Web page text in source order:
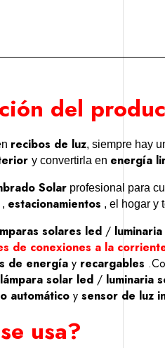
del
recibos de luz, siempre hay
y convertirla en energía
Solar profesional para
, estacionamientos , el hogar y
solares led /
de conexiones a la
de energía y recargables
lámpara solar led / luminaria
automático y sensor de luz
usa?